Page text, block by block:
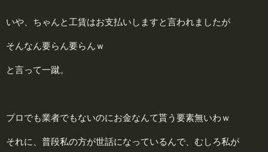
いや、ちゃんと工賃はお支払いしますと言われましたが
そんなん要らん要らんｗ
と言って一蹴。
プロでも業者でもないのにお金なんて貰う要素無いわｗ
それに、普段私の方が世話になっているんで、むしろ私が